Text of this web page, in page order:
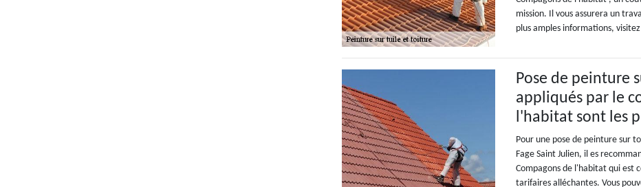
mission. Il vous assurera un
plus amples informations,
Pose de peinture
appliqués par le
l'habitat sont les
Pour une pose de peinture sur
Fage Saint Julien, il es
Compagons de l'habitat qui est
tarifaires alléchantes. Vous